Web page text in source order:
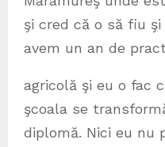
şi cred că o să fiu
avem un an de
agricolă şi eu o fac
şcoala se
diplomă. Nici eu nu